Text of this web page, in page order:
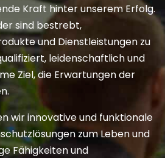
Kraft hinter unserem Erfolg.
sind bestrebt,
und Dienstleistungen zu
leidenschaftlich und
Ziel, die Erwartungen der
wir innovative und funktionale
zum Leben und
Fähigkeiten und